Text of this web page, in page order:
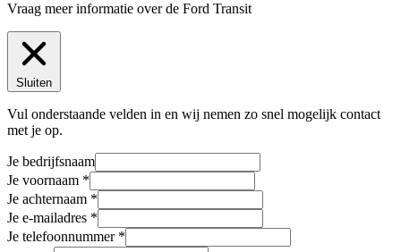
Vraag meer informatie over de Ford Transit
Sluiten
Vul onderstaande velden in en wij nemen zo snel mogelijk contact
met je op.
Je bedrijfsnaam
Je voornaam
Je achternaam
Je e-mailadres
Je telefoonnummer